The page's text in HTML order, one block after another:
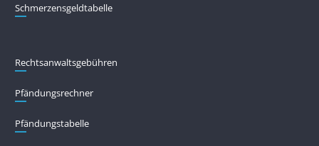
Schmerzensgeldtabelle
Rechtsanwaltsgebühren
Pfändungs­rechner
Pfändungs­tabelle